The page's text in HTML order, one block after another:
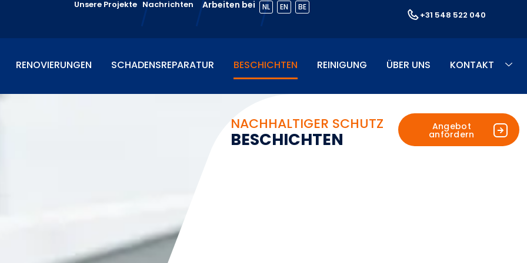
Unsere Projekte Nachrichten Arbeiten bei NL EN BE
+31 548 522 040
RENOVIERUNGEN SCHADENSREPARATUR BESCHICHTEN REINIGUNG ÜBER UNS KONTAKT
NACHHALTIGER SCHUTZ
BESCHICHTEN
Angebot
anfordern